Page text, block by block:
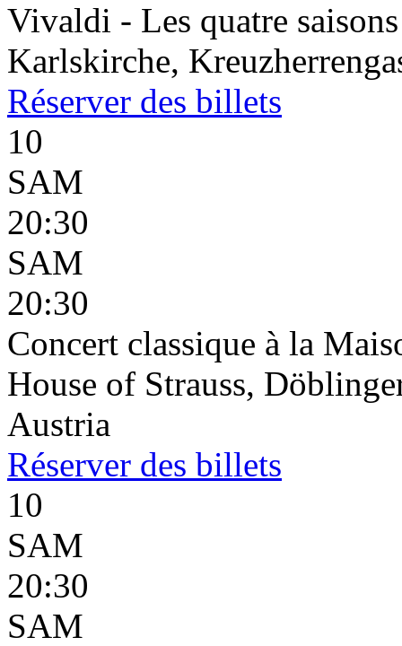
Vivaldi - Les quatre saisons
Karlskirche,
Réserver des billets
10
SAM
20:30
SAM
20:30
Concert classique à la
House of Strauss,
Austria
Réserver des billets
10
SAM
20:30
SAM